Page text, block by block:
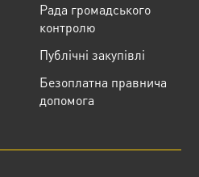
Рада громадського
контролю
Публічні закупівлі
Безоплатна правнича
допомога